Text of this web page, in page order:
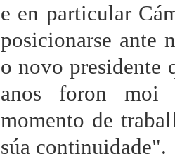
e en particular
posicionarse ante
o novo presidente
anos foron
momento de
súa continuidade".